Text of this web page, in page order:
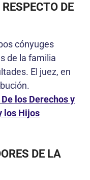
DE
cónyuges
de la familia
El juez, en
De los Derechos y
los Hijos
DE LA